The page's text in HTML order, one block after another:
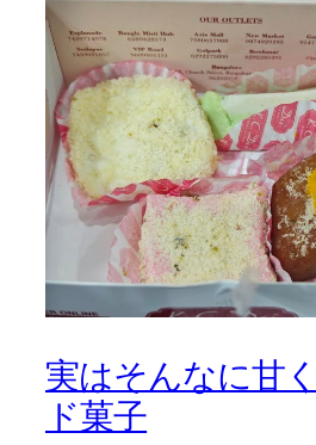
実はそんなに甘
ド菓子